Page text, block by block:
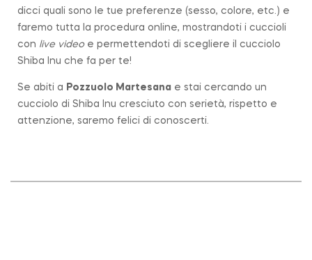
dicci quali sono le tue preferenze (sesso, colore, etc.) e
faremo tutta la procedura online, mostrandoti i cuccioli
con live videoe permettendoti di scegliere il cucciolo
Shiba Inu che fa per te!
Se abiti a Pozzuolo Martesana e stai cercando un
cucciolo di Shiba Inu cresciuto con serietà, rispetto e
attenzione, saremo felici di conoscerti.